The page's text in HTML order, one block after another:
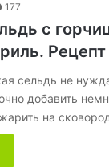
177
с
сельдь не
добавить
на